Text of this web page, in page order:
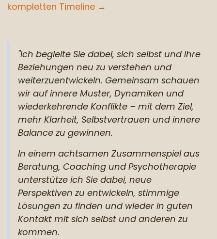
kompletten Timeline →
"Ich begleite Sie dabei, sich selbst und Ihre
Beziehungen neu zu verstehen und
weiterzuentwickeln. Gemeinsam schauen
wir auf innere Muster, Dynamiken und
wiederkehrende Konflikte – mit dem Ziel,
mehr Klarheit, Selbstvertrauen und innere
Balance zu gewinnen.
In einem achtsamen Zusammenspiel aus
Beratung, Coaching und Psychotherapie
unterstütze ich Sie dabei, neue
Perspektiven zu entwickeln, stimmige
Lösungen zu finden und wieder in guten
Kontakt mit sich selbst und anderen zu
kommen.